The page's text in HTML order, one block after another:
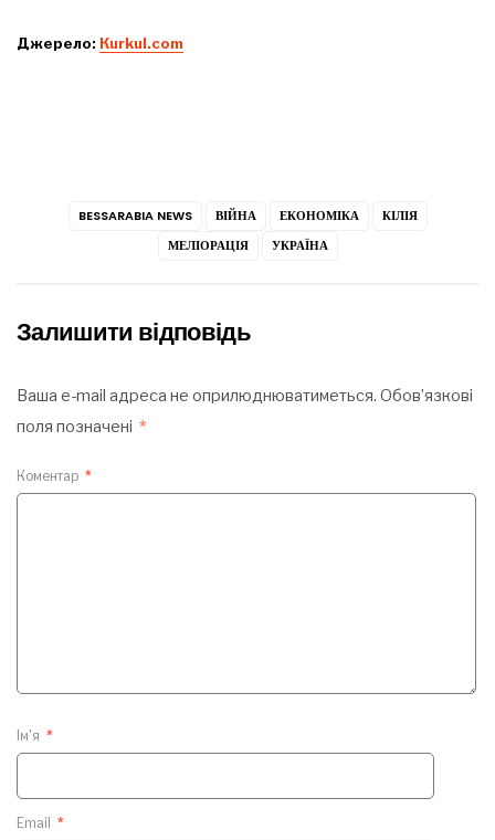
Джерело: Кurkul.com
BESSARABIA NEWS ВІЙНА ЕКОНОМІКА
КІЛІЯ
МЕЛІОРАЦІЯ
УКРАЇНА
Залишити відповідь
Ваша e-mail адреса не оприлюднюватиметься. Обов’язкові
поля позначені *
Коментар *
Ім'я *
Email *